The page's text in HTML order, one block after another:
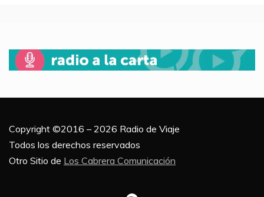
Copyright ©2016 – 2026 Radio de Viaje
Todos los derechos reservados
Otro Sitio de Los Cabrera Comunicación